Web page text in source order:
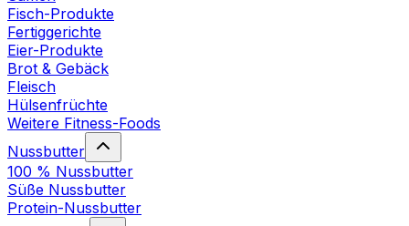
Fisch-Produkte
Fertiggerichte
Eier-Produkte
Brot & Gebäck
Fleisch
Hülsenfrüchte
Weitere Fitness-Foods
Nussbutter
100 % Nussbutter
Süße Nussbutter
Protein-Nussbutter